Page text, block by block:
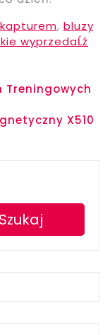
, bluzy
wyprzedaĹź
Treningowych
X510
Szukaj